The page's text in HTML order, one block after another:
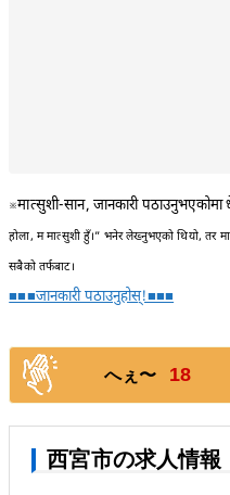
※मात्सुशी-सान, जानकारी पठाउनुभएकोमा
होला, म मात्सुशी हुँ।” भनेर लेख्नुभएको थियो, तर
सबैको तर्फबाट।
■■■जानकारी पठाउनुहोस्!■■■
へぇ〜 18
西宮市の求人情報